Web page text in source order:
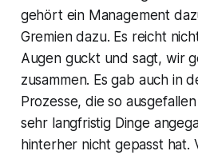
gehört ein Management
Gremien dazu. Es reicht
Augen guckt und sagt, wir
zusammen. Es gab auch in
Prozesse, die so
sehr langfristig Dinge
hinterher nicht gepasst hat.